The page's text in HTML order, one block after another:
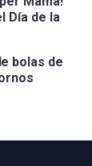
Día de la
bolas de